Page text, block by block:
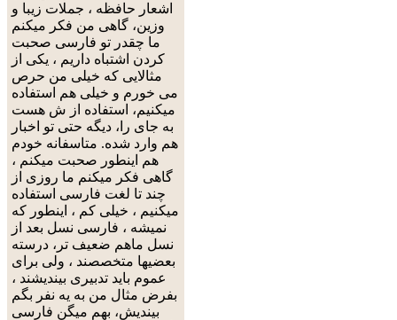
اشعار حافظه ، جملات زیبا و
وزین، گاهی من فکر میکنم
ما چقدر تو فارسی صحبت
کردن اشتباه داریم ، یکی از
مثالایی که خیلی من حرص
می خورم و خیلی هم استفاده
میکنیم، استفاده از ش هست
به جای را، دیگه حتی تو اخبار
هم وارد شده. متاسفانه خودم
هم اینطور صحبت میکنم ،
گاهی فکر میکنم ما روزی از
چند تا لغت فارسی استفاده
میکنیم ، خیلی کم ، اینطور که
نمیشه ، فارسی نسل بعد از
نسل ماهم ضعیف تر، درسته
بعضیها متخصصند ، ولی برای
عموم باید تدبیری بیندیشند ،
بفرض مثال من به یه نفر بگم
بیندیش، بهم میگن فارسی